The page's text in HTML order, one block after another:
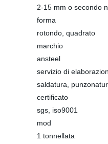
2-15 mm o secondo
forma
rotondo, quadrato
marchio
ansteel
servizio di
saldatura,
certificato
sgs, iso9001
mod
1 tonnellata